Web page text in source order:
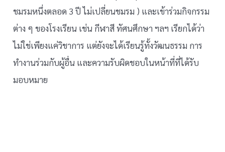
ชมรมหนึ่งตลอด 3 ปี ไม่เปลี่ยนชมรม ) และเข้าร่วมกิจกรรม
ต่าง ๆ ของโรงเรียน เช่น กีฬาสี ทัศนศึกษา ฯลฯ เรียกได้ว่า
ไม่ใช่เพียงแค่วิชาการ แต่ยังจะได้เรียนรู้ทั้งวัฒนธรรม การ
ทำงานร่วมกับผู้อื่น และความรับผิดชอบในหน้าที่ที่ได้รับ
มอบหมาย